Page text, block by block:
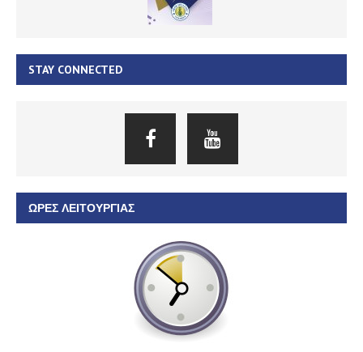
STAY CONNECTED
ΏΡΕΣ ΛΕΙΤΟΥΡΓΊΑΣ